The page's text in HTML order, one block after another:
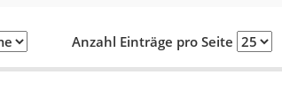
Anzahl Einträge pro Seite